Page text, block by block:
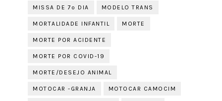
MISSA DE 7º DIA MODELO TRANS
MORTALIDADE INFANTIL MORTE
MORTE POR ACIDENTE
MORTE POR COVID-19
MORTE/DESEJO ANIMAL
MOTOCAR -GRANJA MOTOCAR CAMOCIM